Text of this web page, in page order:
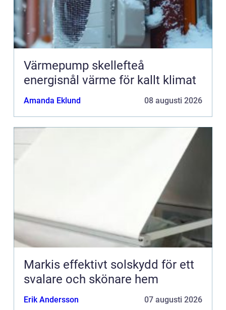
Värmepump skellefteå
energisnål värme för kallt klimat
Amanda Eklund 08 augusti 2026
Markis effektivt solskydd för ett
svalare och skönare hem
Erik Andersson 07 augusti 2026